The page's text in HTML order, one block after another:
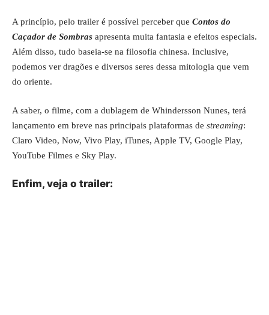
A princípio, pelo trailer é possível perceber que Contos do
Caçador de Sombras apresenta muita fantasia e efeitos especiais.
Além disso, tudo baseia-se na filosofia chinesa. Inclusive,
podemos ver dragões e diversos seres dessa mitologia que vem
do oriente.
A saber, o filme, com a dublagem de Whindersson Nunes, terá
lançamento em breve nas principais plataformas de streaming:
Claro Video, Now, Vivo Play, iTunes, Apple TV, Google Play,
YouTube Filmes e Sky Play.
Enfim, veja o trailer: